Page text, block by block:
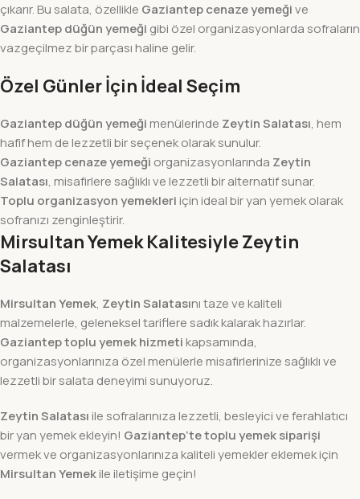
çıkarır. Bu salata, özellikle Gaziantep cenaze yemeğive
Gaziantep düğün yemeği gibi özel organizasyonlarda sofraların
vazgeçilmez bir parçası haline gelir.
Özel Günler İçin İdeal Seçim
Gaziantep düğün yemeği menülerinde Zeytin Salatası, hem
hafif hem de lezzetli bir seçenek olarak sunulur.
Gaziantep cenaze yemeği organizasyonlarında Zeytin
Salatası, misafirlere sağlıklı ve lezzetli bir alternatif sunar.
Toplu organizasyon yemekleri için ideal bir yan yemek olarak
sofranızı zenginleştirir.
Mirsultan Yemek Kalitesiyle Zeytin
Salatası
Mirsultan Yemek, Zeytin Salatasını taze ve kaliteli
malzemelerle, geleneksel tariflere sadık kalarak hazırlar.
Gaziantep toplu yemek hizmeti kapsamında,
organizasyonlarınıza özel menülerle misafirlerinize sağlıklı ve
lezzetli bir salata deneyimi sunuyoruz.
Zeytin Salatası ile sofralarınıza lezzetli, besleyici ve ferahlatıcı
bir yan yemek ekleyin! Gaziantep’te toplu yemek siparişi
vermek ve organizasyonlarınıza kaliteli yemekler eklemek için
Mirsultan Yemekile iletişime geçin!